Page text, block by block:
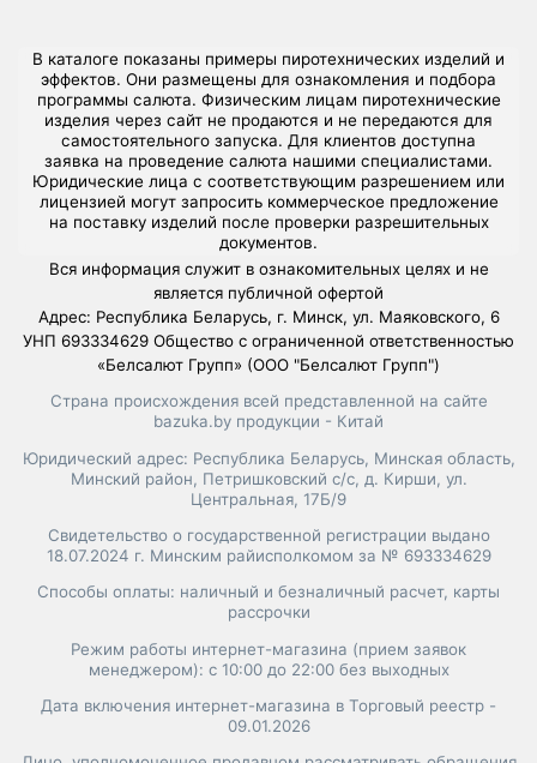
В каталоге показаны примеры пиротехнических изделий и
эффектов. Они размещены для ознакомления и подбора
программы салюта. Физическим лицам пиротехнические
изделия через сайт не продаются и не передаются для
самостоятельного запуска. Для клиентов доступна
заявка на проведение салюта нашими специалистами.
Юридические лица с соответствующим разрешением или
лицензией могут запросить коммерческое предложение
на поставку изделий после проверки разрешительных
документов.
Вся информация служит в ознакомительных целях и не
является публичной офертой
Адрес: Республика Беларусь, г. Минск, ул. Маяковского, 6
УНП 693334629 Общество с ограниченной ответственностью
«Белсалют Групп» (ООО "Белсалют Групп")
Страна происхождения всей представленной на сайте
bazuka.by продукции - Китай
Юридический адрес: Республика Беларусь, Минская область,
Минский район, Петришковский с/с, д. Кирши, ул.
Центральная, 17Б/9
Свидетельство о государственной регистрации выдано
18.07.2024 г. Минским райисполкомом за № 693334629
Способы оплаты: наличный и безналичный расчет, карты
рассрочки
Режим работы интернет-магазина (прием заявок
менеджером): с 10:00 до 22:00 без выходных
Дата включения интернет-магазина в Торговый реестр -
09.01.2026